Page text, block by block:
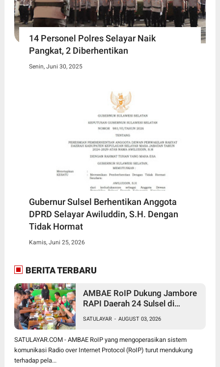
14 Personel Polres Selayar Naik
Pangkat, 2 Diberhentikan
Senin, Juni 30, 2025
Gubernur Sulsel Berhentikan Anggota
DPRD Selayar Awiluddin, S.H. Dengan
Tidak Hormat
Kamis, Juni 25, 2026
BERITA TERBARU
AMBAE RoIP Dukung Jambore
RAPI Daerah 24 Sulsel di
SATULAYAR - AUGUST 03, 2026
SATULAYAR.COM - AMBAE RoIP yang mengoperasikan sistem
komunikasi Radio over Internet Protocol (RoIP) turut mendukung
terhadap pela...